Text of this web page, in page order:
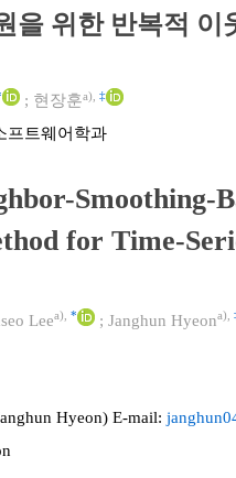
을 위한 반복적 이
; 현장훈a) ‡
프트웨어학과
Smoothing-
for Time-
Leea) * ; Janghun Hyeona)
Hyeon) E-mail: